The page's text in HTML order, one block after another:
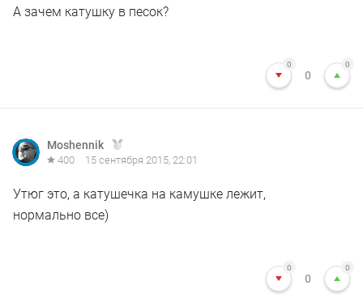
А зачем катушку в песок?
0
0
0
Moshennik
400 15 сентября 2015, 22:01
Утюг это, а катушечка на камушке лежит,
нормально все)
0
0
0